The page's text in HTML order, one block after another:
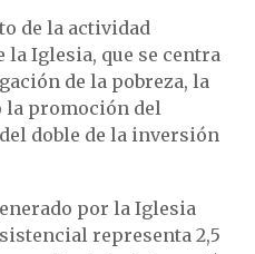
de la actividad
Iglesia, que se centra
de la pobreza, la
la promoción del
doble de la inversión
por la Iglesia
representa 2,5